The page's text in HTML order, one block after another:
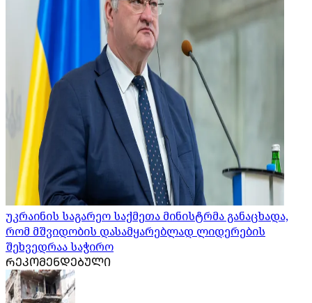
უკრაინის საგარეო საქმეთა მინისტრმა განაცხადა,
რომ მშვიდობის დასამყარებლად ლიდერების
შეხვედრაა საჭირო
ᲠᲔᲙᲝᲛᲔᲜᲓᲔᲑᲣᲚᲘ